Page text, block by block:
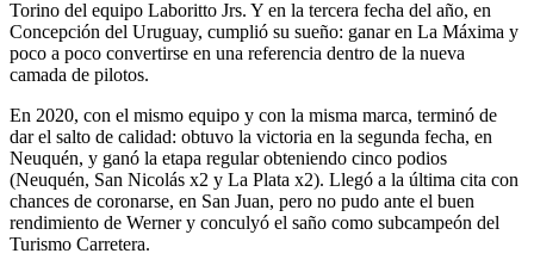
Torino del equipo Laboritto Jrs. Y en la tercera fecha del año, en
Concepción del Uruguay, cumplió su sueño: ganar en La Máxima y
poco a poco convertirse en una referencia dentro de la nueva
camada de pilotos.
En 2020, con el mismo equipo y con la misma marca, terminó de
dar el salto de calidad: obtuvo la victoria en la segunda fecha, en
Neuquén, y ganó la etapa regular obteniendo cinco podios
(Neuquén, San Nicolás x2 y La Plata x2). Llegó a la última cita con
chances de coronarse, en San Juan, pero no pudo ante el buen
rendimiento de Werner y conculyó el saño como subcampeón del
Turismo Carretera.